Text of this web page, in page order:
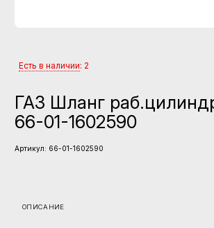
Есть в наличии: 2
ГАЗ Шланг
66-01-1602590
Артикул: 66-01-1602590
ОПИСАНИЕ